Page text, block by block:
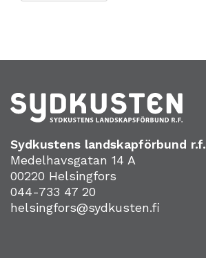
Sydkustens landskapförbund r.f.
Medelhavsgatan 14 A
00220 Helsingfors
044-733 47 20
helsingfors@sydkusten.fi